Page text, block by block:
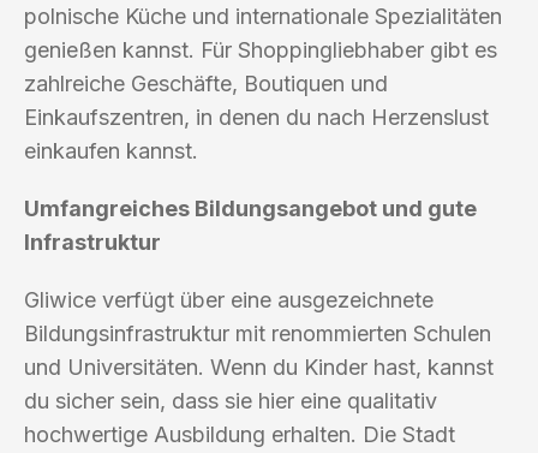
polnische Küche und internationale Spezialitäten
genießen kannst. Für Shoppingliebhaber gibt es
zahlreiche Geschäfte, Boutiquen und
Einkaufszentren, in denen du nach Herzenslust
einkaufen kannst.
Umfangreiches Bildungsangebot und gute
Infrastruktur
Gliwice verfügt über eine ausgezeichnete
Bildungsinfrastruktur mit renommierten Schulen
und Universitäten. Wenn du Kinder hast, kannst
du sicher sein, dass sie hier eine qualitativ
hochwertige Ausbildung erhalten. Die Stadt